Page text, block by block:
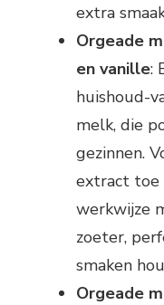
extra
Orgeade
en vanille:
huishoud-
melk, die
gezinnen.
extract toe
werkwijze
zoeter,
smaken
Orgeade